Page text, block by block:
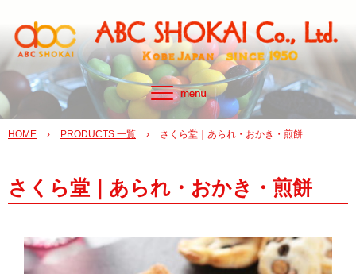
HOME › PRODUCTS 一覧 › さくら堂｜あられ・おかき・煎餅
さくら堂｜あられ・おかき・煎餅